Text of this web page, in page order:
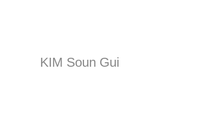
KIM Soun Gui